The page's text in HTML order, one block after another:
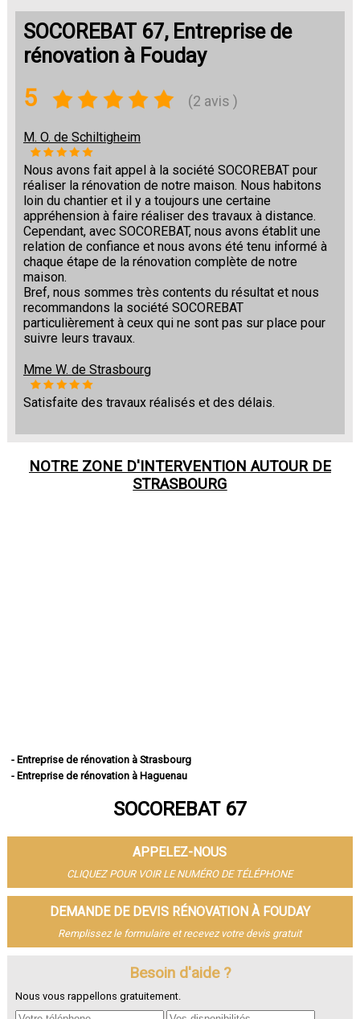
SOCOREBAT 67, Entreprise de
rénovation à Fouday
5 (2 avis )
M. O. de Schiltigheim
Nous avons fait appel à la société SOCOREBAT pour
réaliser la rénovation de notre maison. Nous habitons
loin du chantier et il y a toujours une certaine
appréhension à faire réaliser des travaux à distance.
Cependant, avec SOCOREBAT, nous avons établit une
relation de confiance et nous avons été tenu informé à
chaque étape de la rénovation complète de notre
maison.
Bref, nous sommes très contents du résultat et nous
recommandons la société SOCOREBAT
particulièrement à ceux qui ne sont pas sur place pour
suivre leurs travaux.
Mme W. de Strasbourg
Satisfaite des travaux réalisés et des délais.
NOTRE ZONE D'INTERVENTION AUTOUR DE
STRASBOURG
- Entreprise de rénovation à Strasbourg
- Entreprise de rénovation à Haguenau
- Entreprise de rénovation à Illkirch-Graffenstaden
- Entreprise de rénovation à Bischheim
- Entreprise de rénovation à Lingolsheim
- Entreprise de rénovation à Bischwiller
- Entreprise de rénovation à Saverne
- Entreprise de rénovation à Obernai
- Entreprise de rénovation à Ostwald
- Entreprise de rénovation à Hœnheim
- Entreprise de rénovation à Brumath
- Entreprise de rénovation à Molsheim
- Entreprise de rénovation à Wissembourg
SOCOREBAT 67
APPELEZ-NOUS
CLIQUEZ POUR VOIR LE NUMÉRO DE TÉLÉPHONE
DEMANDE DE DEVIS RÉNOVATION À FOUDAY
Remplissez le formulaire et recevez votre devis gratuit
Besoin d'aide ?
Nous vous rappellons gratuitement.